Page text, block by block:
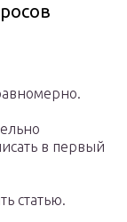
в первый
статью.